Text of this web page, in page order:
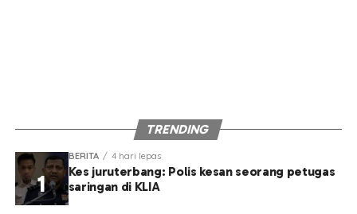
TRENDING
BERITA 4 hari lepas
Kes juruterbang: Polis kesan seorang petugas
saringan di KLIA